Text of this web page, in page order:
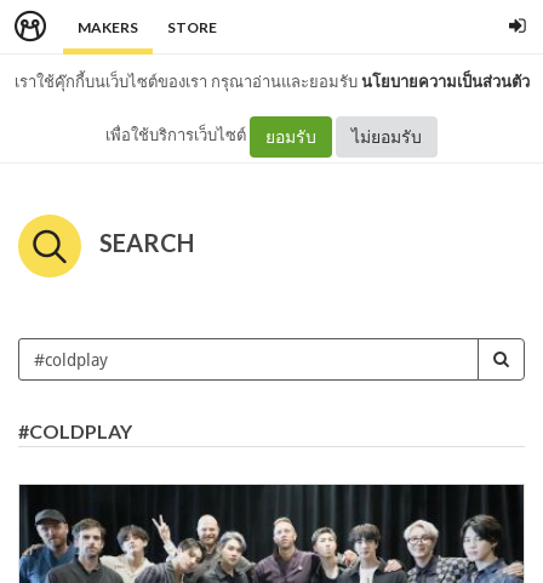
MAKERS STORE
เราใช้คุ๊กกี้บนเว็บไซต์ของเรา กรุณาอ่านและยอมรับนโยบายความเป็นส่วนตัว
เพื่อใช้บริการเว็บไซต์ ยอมรับ ไม่ยอมรับ
SEARCH
#COLDPLAY